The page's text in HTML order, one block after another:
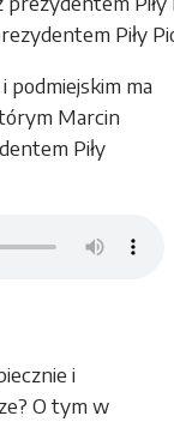
Piły
podmiejskim ma
Marcin
Piły
i
O tym w